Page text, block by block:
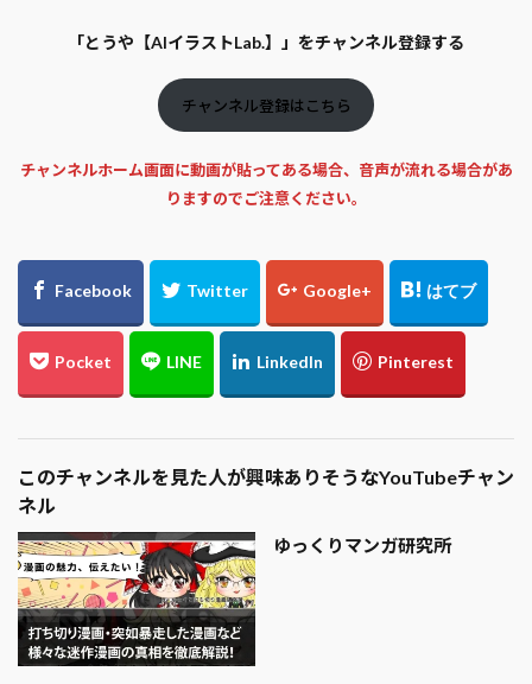
「とうや【AIイラストLab.】」をチャンネル登録する
チャンネル登録はこちら
チャンネルホーム画面に動画が貼ってある場合、音声が流れる場合があ
りますのでご注意ください。
このチャンネルを見た人が興味ありそうなYouTubeチャン
ネル
ゆっくりマンガ研究所